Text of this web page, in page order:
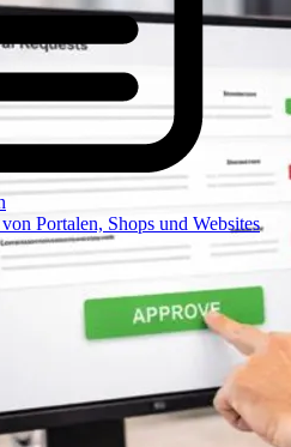
Portalen, Shops und Websites